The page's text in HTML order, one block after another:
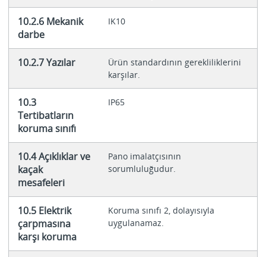
10.2.6 Mekanik
darbe
IK10
10.2.7 Yazılar
Ürün standardının gerekliliklerini
karşılar.
10.3
Tertibatların
koruma sınıfı
IP65
10.4 Açıklıklar ve
kaçak
mesafeleri
Pano imalatçısının
sorumluluğudur.
10.5 Elektrik
çarpmasına
karşı koruma
Koruma sınıfı 2, dolayısıyla
uygulanamaz.